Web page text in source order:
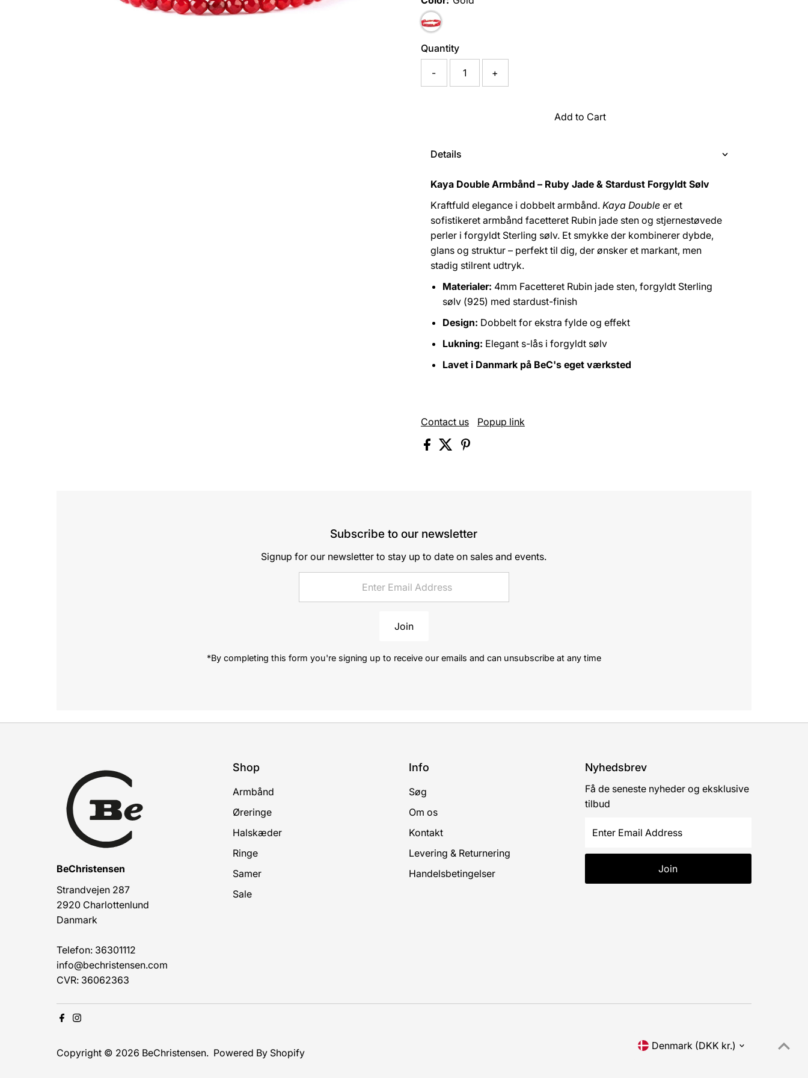
Quantity
- +
Add to Cart
Details
Kaya Double Armbånd – Ruby Jade & Stardust Forgyldt Sølv
Kraftfuld elegance i dobbelt armbånd. Kaya Doubleer et
sofistikeret armbånd facetteret Rubin jade sten og stjernestøvede
perler i forgyldt Sterling sølv. Et smykke der kombinerer dybde,
glans og struktur – perfekt til dig, der ønsker et markant, men
stadig stilrent udtryk.
Materialer: 4mm Facetteret Rubin jade sten, forgyldt Sterling
sølv (925) med stardust-finish
Design: Dobbelt for ekstra fylde og effekt
Lukning: Elegant s-lås i forgyldt sølv
Lavet i Danmark på BeC's eget værksted
Contact us Popup link
Subscribe to our newsletter
Signup for our newsletter to stay up to date on sales and events.
Join
*By completing this form you're signing up to receive our emails and can unsubscribe at any time
BeChristensen
Strandvejen 287
2920 Charlottenlund
Danmark
Telefon: 36301112
info@bechristensen.com
CVR: 36062363
Shop
Armbånd
Øreringe
Halskæder
Ringe
Samer
Sale
Info
Søg
Om os
Kontakt
Levering & Returnering
Handelsbetingelser
Nyhedsbrev
Få de seneste nyheder og eksklusive
tilbud
Email
Address
Join
Copyright © 2026 BeChristensen. Powered By Shopify
Currency
Denmark (DKK kr.)